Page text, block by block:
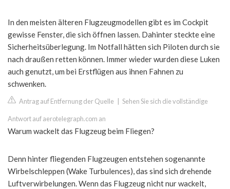
In den meisten älteren Flugzeugmodellen gibt es im Cockpit
gewisse Fenster, die sich öffnen lassen. Dahinter steckte eine
Sicherheitsüberlegung. Im Notfall hätten sich Piloten durch sie
nach draußen retten können. Immer wieder wurden diese Luken
auch genutzt, um bei Erstflügen aus ihnen Fahnen zu
schwenken.
Antrag auf Entfernung der Quelle Sehen Sie sich die vollständige
Antwort auf aerotelegraph.com an
Warum wackelt das Flugzeug beim Fliegen?
Denn hinter fliegenden Flugzeugen entstehen sogenannte
Wirbelschleppen (Wake Turbulences), das sind sich drehende
Luftverwirbelungen. Wenn das Flugzeug nicht nur wackelt,